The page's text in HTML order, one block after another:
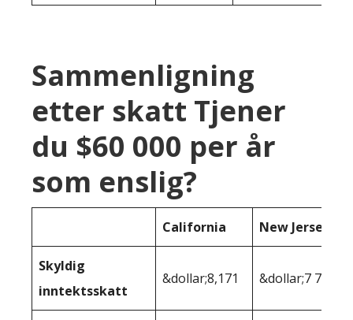
Sammenligning
etter skatt Tjener
du $60 000 per år
som enslig?
California New Jersey
Skyldig
inntektsskatt
&dollar;8,171 &dollar;7 736